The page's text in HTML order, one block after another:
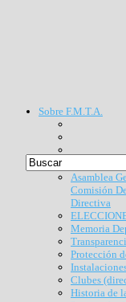
Sobre F.M.T.A.
Asamblea
Comisión
Directiva
Memoria
Protección
Clubes
Historia de